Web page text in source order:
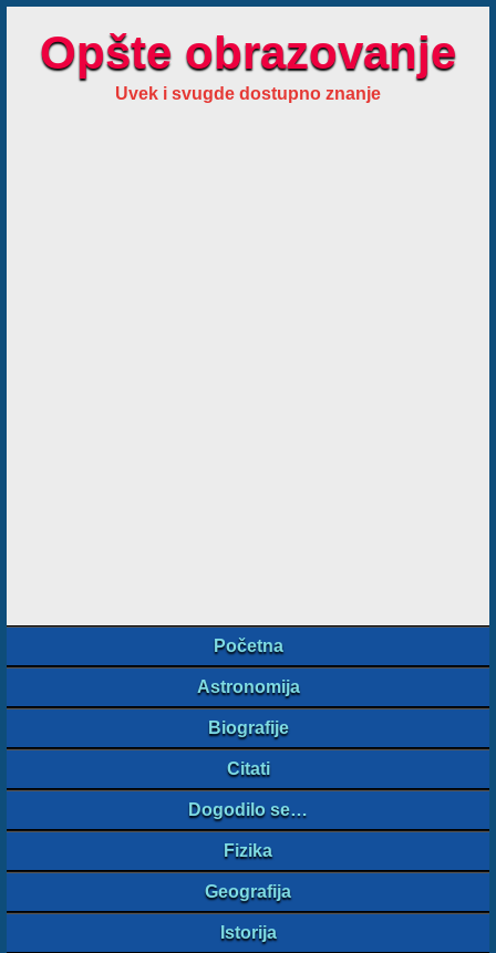
Opšte obrazovanje
Uvek i svugde dostupno znanje
Početna
Astronomija
Biografije
Citati
Dogodilo se…
Fizika
Geografija
Istorija